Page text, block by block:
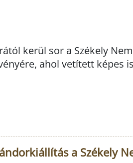
kerül sor a Székely
ahol vetített képes
a Székely